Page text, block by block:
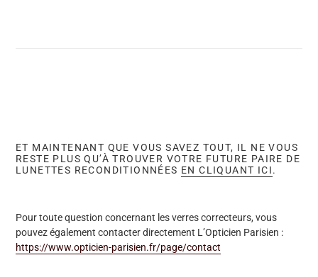
ET MAINTENANT QUE VOUS SAVEZ TOUT, IL NE VOUS
RESTE PLUS QU’À TROUVER VOTRE FUTURE PAIRE DE
LUNETTES RECONDITIONNÉES EN CLIQUANT ICI.
Pour toute question concernant les verres correcteurs, vous
pouvez également contacter directement L’Opticien Parisien :
https://www.opticien-parisien.fr/page/contact